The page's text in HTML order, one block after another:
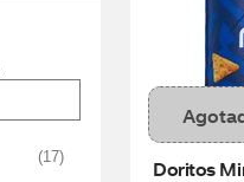
(17)
Doritos